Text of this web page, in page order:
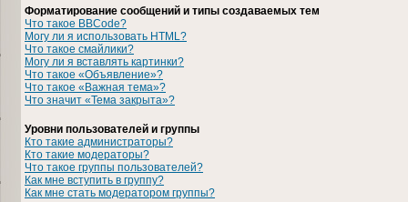
Форматирование сообщений и типы создаваемых тем
Что такое BBCode?
Могу ли я использовать HTML?
Что такое смайлики?
Могу ли я вставлять картинки?
Что такое «Объявление»?
Что такое «Важная тема»?
Что значит «Тема закрыта»?
Уровни пользователей и группы
Кто такие администраторы?
Кто такие модераторы?
Что такое группы пользователей?
Как мне вступить в группу?
Как мне стать модератором группы?